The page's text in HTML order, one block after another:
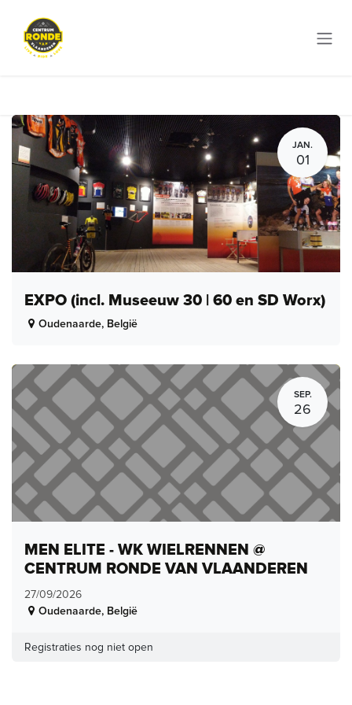
JAN.
01
EXPO (incl. Museeuw 30 | 60 en SD Worx)
Oudenaarde, België
SEP.
26
MEN ELITE - WK WIELRENNEN @
CENTRUM RONDE VAN VLAANDEREN
27/09/2026
Oudenaarde, België
Registraties nog niet open